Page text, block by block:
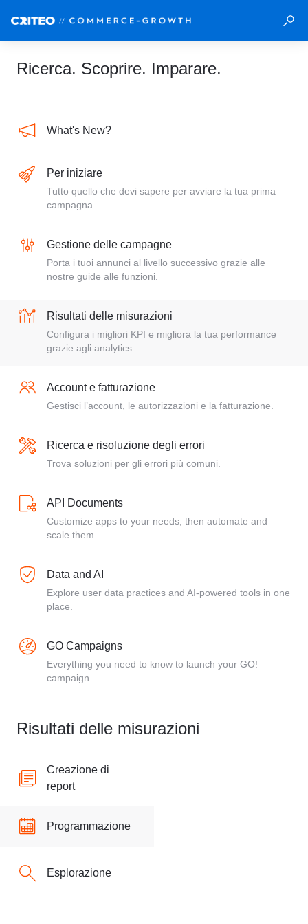
Ricerca. Scoprire. Imparare.
What's New?
Per iniziare
Tutto quello che devi sapere per avviare la tua prima
campagna.
Gestione delle campagne
Porta i tuoi annunci al livello successivo grazie alle
nostre guide alle funzioni.
Risultati delle misurazioni
Configura i migliori KPI e migliora la tua performance
grazie agli analytics.
Account e fatturazione
Gestisci l’account, le autorizzazioni e la fatturazione.
Ricerca e risoluzione degli errori
Trova soluzioni per gli errori più comuni.
API Documents
Customize apps to your needs, then automate and
scale them.
Data and AI
Explore user data practices and AI-powered tools in one
place.
GO Campaigns
Everything you need to know to launch your GO!
campaign
Risultati delle misurazioni
Creazione di
report
Programmazione
Esplorazione